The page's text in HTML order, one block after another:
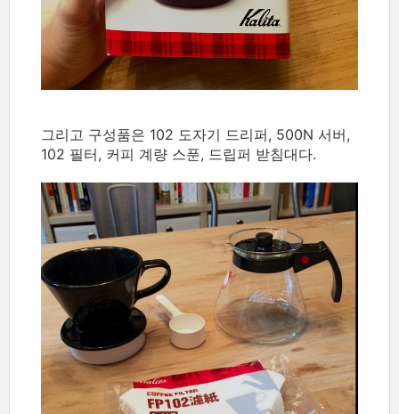
그리고 구성품은 102 도자기 드리퍼, 500N 서버,
102 필터, 커피 계량 스푼, 드립퍼 받침대다.